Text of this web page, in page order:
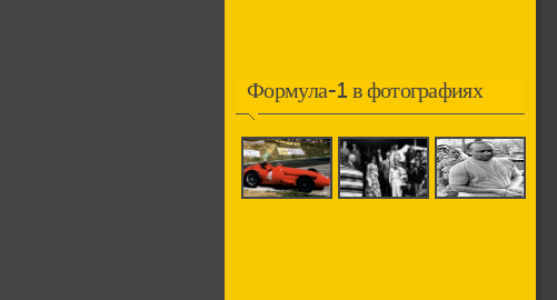
Формула-1 в фотографиях